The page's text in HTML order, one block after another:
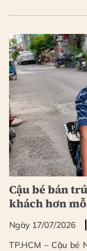
Cậu bé bán
khách hơn
Ngày 17/07/2026
TP.HCM – Cậu bé